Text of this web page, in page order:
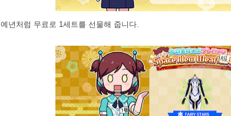
예년처럼 무료로 1세트를 선물해 줍니다.